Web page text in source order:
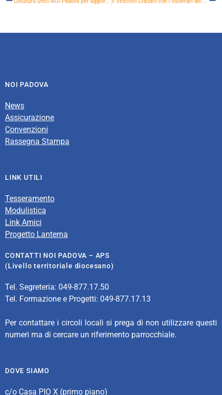
NOI PADOVA
News
Assicurazione
Convenzioni
Rassegna Stampa
LINK UTILI
Tesseramento
Modulistica
Link Amici
Progetto Lanterna
CONTATTI NOI PADOVA – APS
(Livello territoriale diocesano)
Tel. Segreteria: 049-877.17.50
Tel. Formazione e Progetti: 049-877.17.13
Per contattare i circoli locali si prega di non utilizzare questi
numeri ma di cercare un riferimento parrocchiale.
DOVE SIAMO
c/o Casa PIO X (primo piano)